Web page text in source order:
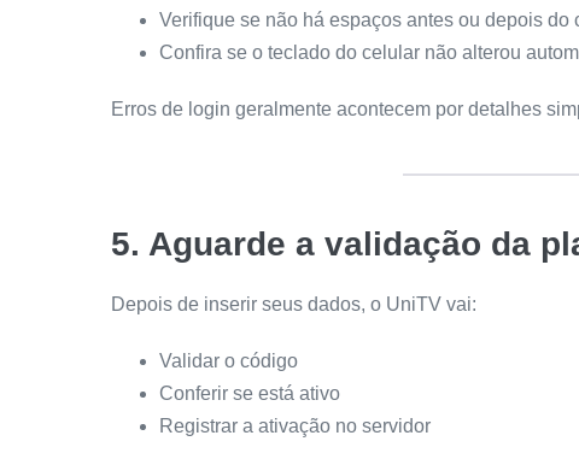
Verifique se não há espaços antes ou depois do
Confira se o teclado do celular não alterou
Erros de login geralmente acontecem por detalhes
5. Aguarde a validação da
Depois de inserir seus dados, o UniTV vai:
Validar o código
Conferir se está ativo
Registrar a ativação no servidor